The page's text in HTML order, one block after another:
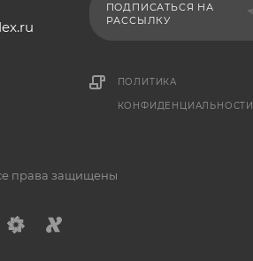
ПОДПИСАТЬСЯ НА
РАССЫЛКУ
ПОЛИТИКА
КОНФИДЕНЦИАЛЬНОСТИ
права защищены